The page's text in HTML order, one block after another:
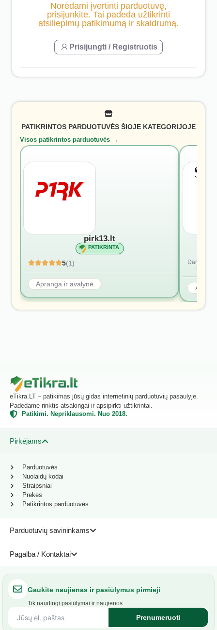
Norėdami įvertinti parduotuvę,
prisijunkite. Tai padeda užtikrinti
atsiliepimų patikimumą ir skaidrumą.
Prisijungti / Registruotis
PATIKRINTOS PARDUOTUVĖS ŠIOJE KATEGORIJOJE
Visos patikrintos parduotuvės →
pirk13.lt
PATIKRINTA
5(1)
Apranga ir avalynė
Dar nėra
eTikra.LT – patikimas jūsų gidas internetinių parduotuvių pasaulyje.
Padedame rinktis atsakingai ir apsipirkti užtikrintai.
Patikimi. Nepriklausomi. Nuo 2018.
Pirkėjams
Parduotuvių savininkams
Pagalba / Kontaktai
Parduotuvės
Nuolaidų kodai
Straipsniai
Prekės
Patikrintos parduotuvės
Gaukite naujienas ir pasiūlymus pirmieji
Tik naudingi pasiūlymai ir naujienos.
Prenumeruoti